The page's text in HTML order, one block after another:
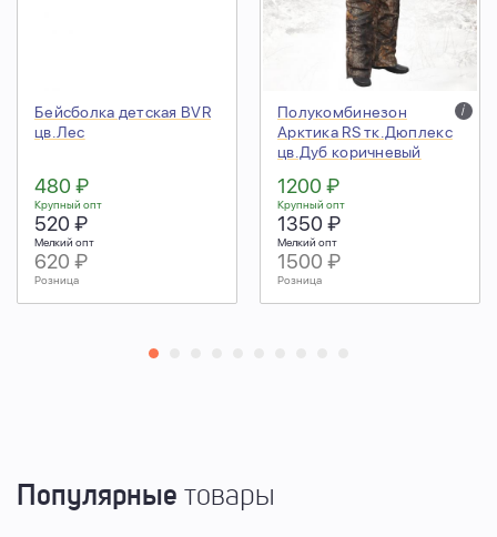
Бейсболка детская BVR
цв.Лес
480 ₽
Крупный опт
520 ₽
Мелкий опт
620 ₽
Розница
Полукомбинезон
Арктика RS тк.Дюплекс
цв.Дуб коричневый
i
1200 ₽
Крупный опт
1350 ₽
Мелкий опт
1500 ₽
Розница
Популярные товары